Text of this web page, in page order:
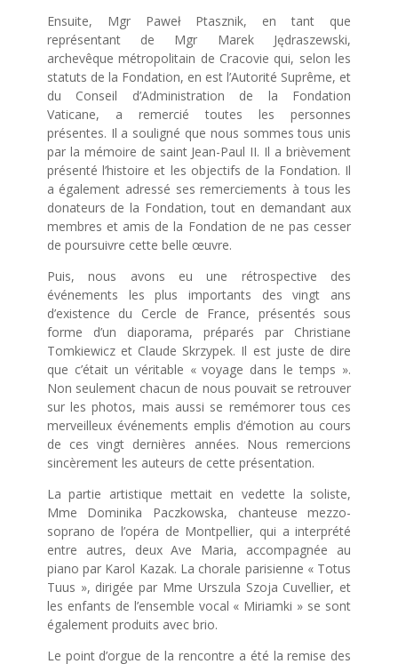
Ensuite, Mgr Paweł Ptasznik, en tant que
représentant de Mgr Marek Jędraszewski,
archevêque métropolitain de Cracovie qui, selon les
statuts de la Fondation, en est l’Autorité Suprême, et
du Conseil d’Administration de la Fondation
Vaticane, a remercié toutes les personnes
présentes. Il a souligné que nous sommes tous unis
par la mémoire de saint Jean-Paul II. Il a brièvement
présenté l’histoire et les objectifs de la Fondation. Il
a également adressé ses remerciements à tous les
donateurs de la Fondation, tout en demandant aux
membres et amis de la Fondation de ne pas cesser
de poursuivre cette belle œuvre.
Puis, nous avons eu une rétrospective des
événements les plus importants des vingt ans
d’existence du Cercle de France, présentés sous
forme d’un diaporama, préparés par Christiane
Tomkiewicz et Claude Skrzypek. Il est juste de dire
que c’était un véritable « voyage dans le temps ».
Non seulement chacun de nous pouvait se retrouver
sur les photos, mais aussi se remémorer tous ces
merveilleux événements emplis d’émotion au cours
de ces vingt dernières années. Nous remercions
sincèrement les auteurs de cette présentation.
La partie artistique mettait en vedette la soliste,
Mme Dominika Paczkowska, chanteuse mezzo-
soprano de l’opéra de Montpellier, qui a interprété
entre autres, deux Ave Maria, accompagnée au
piano par Karol Kazak. La chorale parisienne « Totus
Tuus », dirigée par Mme Urszula Szoja Cuvellier, et
les enfants de l’ensemble vocal « Miriamki » se sont
également produits avec brio.
Le point d’orgue de la rencontre a été la remise des